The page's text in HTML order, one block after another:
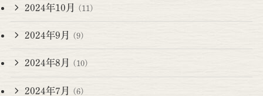
2024年10月 (11)
2024年9月 (9)
2024年8月 (10)
2024年7月 (6)